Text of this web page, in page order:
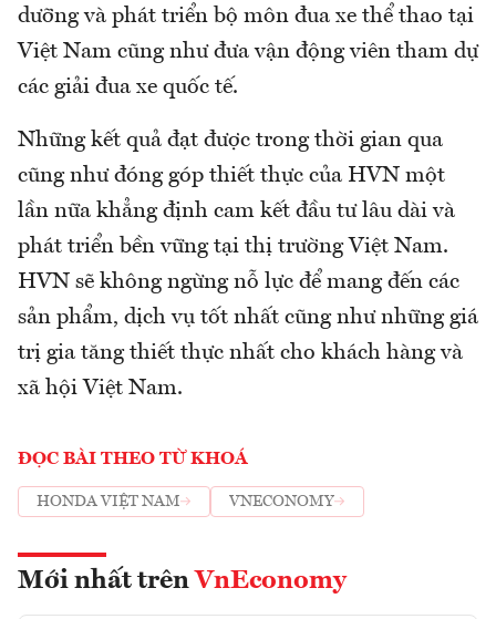
dưỡng và phát triển bộ môn đua xe thể thao tại
Việt Nam cũng như đưa vận động viên tham dự
các giải đua xe quốc tế.
Những kết quả đạt được trong thời gian qua
cũng như đóng góp thiết thực của HVN một
lần nữa khẳng định cam kết đầu tư lâu dài và
phát triển bền vững tại thị trường Việt Nam.
HVN sẽ không ngừng nỗ lực để mang đến các
sản phẩm, dịch vụ tốt nhất cũng như những giá
trị gia tăng thiết thực nhất cho khách hàng và
xã hội Việt Nam.
ĐỌC BÀI THEO TỪ KHOÁ
HONDA VIỆT NAM VNECONOMY
Mới nhất trên VnEconomy